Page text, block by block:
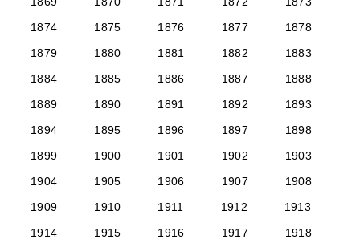
1874
1875 1876 1877
1878
1879
1880 1881 1882
1883
1884
1885 1886 1887
1888
1889
1890 1891 1892
1893
1894
1895 1896 1897
1898
1899
1900 1901 1902
1903
1904
1905 1906 1907
1908
1909
1910 1911 1912
1913
1914
1915 1916 1917
1918